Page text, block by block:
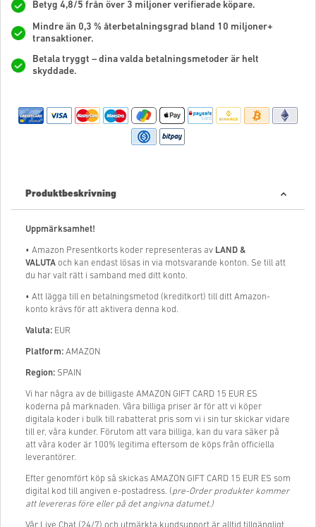
Betyg 4,8/5 från över 3 miljoner verifierade köpare.
Mindre än 0,3 % återbetalningsgrad bland 10 miljoner+
transaktioner.
Betala tryggt – dina valda betalningsmetoder är helt
skyddade.
Produktbeskrivning
Uppmärksamhet!
• Amazon Presentkorts koder representeras av LAND &
VALUTA och kan endast lösas in via motsvarande konton. Se till att
du har valt rätt i samband med ditt konto.
• Att lägga till en betalningsmetod (kreditkort) till ditt Amazon-
konto krävs för att aktivera denna kod.
Valuta: EUR
Platform: AMAZON
Region: SPAIN
Vi har några av de billigaste AMAZON GIFT CARD 15 EUR ES
koderna på marknaden. Våra billiga priser är för att vi köper
digitala koder i bulk till rabatterat pris som vi i sin tur skickar vidare
till er, våra kunder. Förutom att vara billiga, kan du vara säker på
att våra koder är 100% legitima eftersom de köps från officiella
leverantörer.
Efter genomfört köp så skickas AMAZON GIFT CARD 15 EUR ES som
digital kod till angiven e-postadress. (pre-Order produkter kommer
att levereras före eller på det angivna datumet.)
Vår Live Chat (24/7) och utmärkta kundsupport är alltid tillgängligt